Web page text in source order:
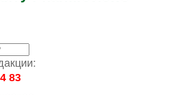
83